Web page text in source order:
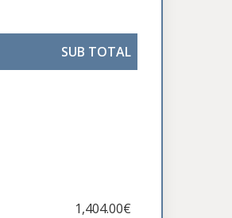
SUB TOTAL
1,404.00€